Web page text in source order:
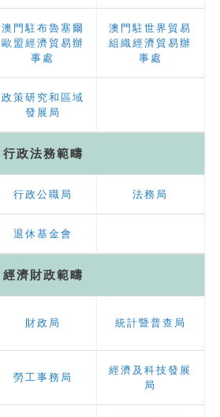
澳門駐布魯塞爾
歐盟經濟貿易辦
事處
澳門駐世界貿易
組織經濟貿易辦
事處
政策研究和區域
發展局
行政法務範疇
行政公職局 法務局
退休基金會
經濟財政範疇
財政局 統計暨普查局
勞工事務局
經濟及科技發展
局